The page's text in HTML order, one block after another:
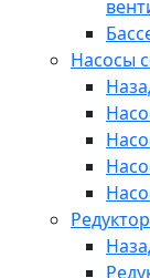
Насосы